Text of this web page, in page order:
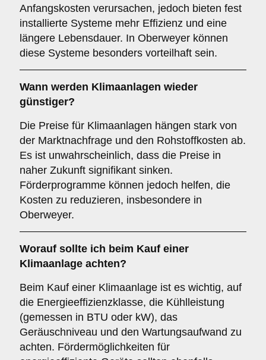
Anfangskosten verursachen, jedoch bieten fest
installierte Systeme mehr Effizienz und eine
längere Lebensdauer. In Oberweyer können
diese Systeme besonders vorteilhaft sein.
Wann werden Klimaanlagen wieder
günstiger?
Die Preise für Klimaanlagen hängen stark von
der Marktnachfrage und den Rohstoffkosten ab.
Es ist unwahrscheinlich, dass die Preise in
naher Zukunft signifikant sinken.
Förderprogramme können jedoch helfen, die
Kosten zu reduzieren, insbesondere in
Oberweyer.
Worauf sollte ich beim Kauf einer
Klimaanlage achten?
Beim Kauf einer Klimaanlage ist es wichtig, auf
die Energieeffizienzklasse, die Kühlleistung
(gemessen in BTU oder kW), das
Geräuschniveau und den Wartungsaufwand zu
achten. Fördermöglichkeiten für